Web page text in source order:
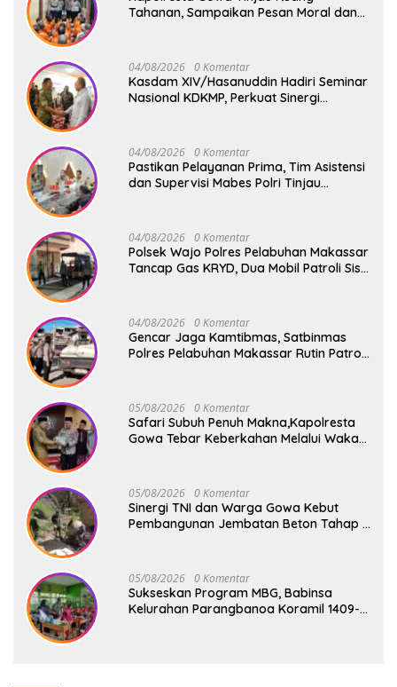
Tahanan, Sampaikan Pesan Moral dan
04/08/2026 0 Komentar
Kasdam XIV/Hasanuddin Hadiri Seminar
Nasional KDKMP, Perkuat Sinergi
04/08/2026 0 Komentar
Pastikan Pelayanan Prima, Tim Asistensi
dan Supervisi Mabes Polri Tinjau
04/08/2026 0 Komentar
Polsek Wajo Polres Pelabuhan Makassar
Tancap Gas KRYD, Dua Mobil Patroli Sisir
04/08/2026 0 Komentar
Gencar Jaga Kamtibmas, Satbinmas
Polres Pelabuhan Makassar Rutin Patroli
05/08/2026 0 Komentar
Safari Subuh Penuh Makna,Kapolresta
Gowa Tebar Keberkahan Melalui Wakaf
05/08/2026 0 Komentar
Sinergi TNI dan Warga Gowa Kebut
Pembangunan Jembatan Beton Tahap V
05/08/2026 0 Komentar
Sukseskan Program MBG, Babinsa
Kelurahan Parangbanoa Koramil 1409-